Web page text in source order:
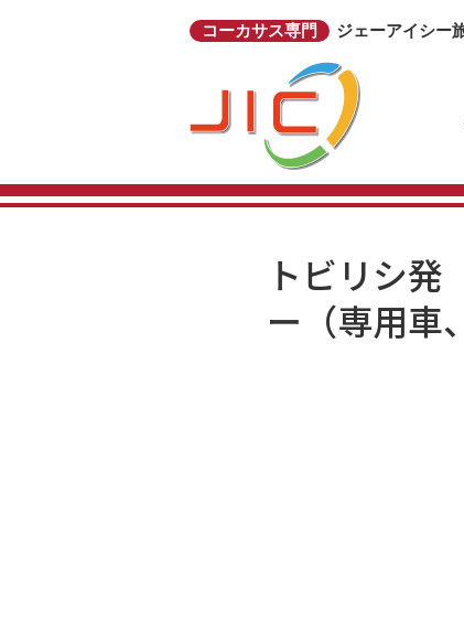
コーカサス専門 ジェーアイシー
トビリシ
ー（専用車